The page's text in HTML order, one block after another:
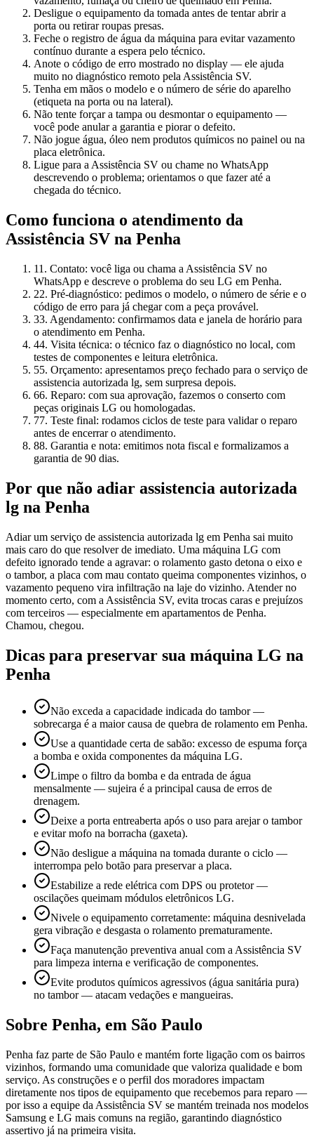
Desligue o equipamento da tomada antes de tentar abrir a
porta ou retirar roupas presas.
Feche o registro de água da máquina para evitar vazamento
contínuo durante a espera pelo técnico.
Anote o código de erro mostrado no display — ele ajuda
muito no diagnóstico remoto pela Assistência SV.
Tenha em mãos o modelo e o número de série do aparelho
(etiqueta na porta ou na lateral).
Não tente forçar a tampa ou desmontar o equipamento —
você pode anular a garantia e piorar o defeito.
Não jogue água, óleo nem produtos químicos no painel ou na
placa eletrônica.
Ligue para a Assistência SV ou chame no WhatsApp
descrevendo o problema; orientamos o que fazer até a
chegada do técnico.
Como funciona o atendimento da
Assistência SV na Penha
11. Contato: você liga ou chama a Assistência SV no
WhatsApp e descreve o problema do seu LG em Penha.
22. Pré-diagnóstico: pedimos o modelo, o número de série e o
código de erro para já chegar com a peça provável.
33. Agendamento: confirmamos data e janela de horário para
o atendimento em Penha.
44. Visita técnica: o técnico faz o diagnóstico no local, com
testes de componentes e leitura eletrônica.
55. Orçamento: apresentamos preço fechado para o serviço de
assistencia autorizada lg, sem surpresa depois.
66. Reparo: com sua aprovação, fazemos o conserto com
peças originais LG ou homologadas.
77. Teste final: rodamos ciclos de teste para validar o reparo
antes de encerrar o atendimento.
88. Garantia e nota: emitimos nota fiscal e formalizamos a
garantia de 90 dias.
Por que não adiar assistencia autorizada
lg na Penha
Adiar um serviço de assistencia autorizada lg em Penha sai muito
mais caro do que resolver de imediato. Uma máquina LG com
defeito ignorado tende a agravar: o rolamento gasto detona o eixo e
o tambor, a placa com mau contato queima componentes vizinhos, o
vazamento pequeno vira infiltração na laje do vizinho. Atender no
momento certo, com a Assistência SV, evita trocas caras e prejuízos
com terceiros — especialmente em apartamentos de Penha.
Chamou, chegou.
Dicas para preservar sua máquina LG na
Penha
Não exceda a capacidade indicada do tambor —
sobrecarga é a maior causa de quebra de rolamento em Penha.
Use a quantidade certa de sabão: excesso de espuma força
a bomba e oxida componentes da máquina LG.
Limpe o filtro da bomba e da entrada de água
mensalmente — sujeira é a principal causa de erros de
drenagem.
Deixe a porta entreaberta após o uso para arejar o tambor
e evitar mofo na borracha (gaxeta).
Não desligue a máquina na tomada durante o ciclo —
interrompa pelo botão para preservar a placa.
Estabilize a rede elétrica com DPS ou protetor —
oscilações queimam módulos eletrônicos LG.
Nivele o equipamento corretamente: máquina desnivelada
gera vibração e desgasta o rolamento prematuramente.
Faça manutenção preventiva anual com a Assistência SV
para limpeza interna e verificação de componentes.
Evite produtos químicos agressivos (água sanitária pura)
no tambor — atacam vedações e mangueiras.
Sobre Penha, em São Paulo
Penha faz parte de São Paulo e mantém forte ligação com os bairros
vizinhos, formando uma comunidade que valoriza qualidade e bom
serviço. As construções e o perfil dos moradores impactam
diretamente nos tipos de equipamento que recebemos para reparo —
por isso a equipe da Assistência SV se mantém treinada nos modelos
Samsung e LG mais comuns na região, garantindo diagnóstico
assertivo já na primeira visita.